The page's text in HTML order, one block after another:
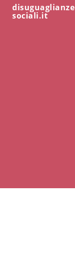
disuguaglianze
sociali.it